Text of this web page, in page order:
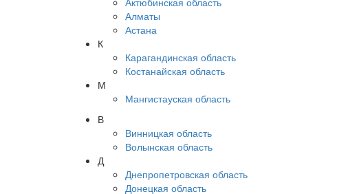
Алматы
Астана
К
Карагандинская область
Костанайская область
М
Мангистауская область
В
Винницкая область
Волынская область
Д
Днепропетровская область
Донецкая область